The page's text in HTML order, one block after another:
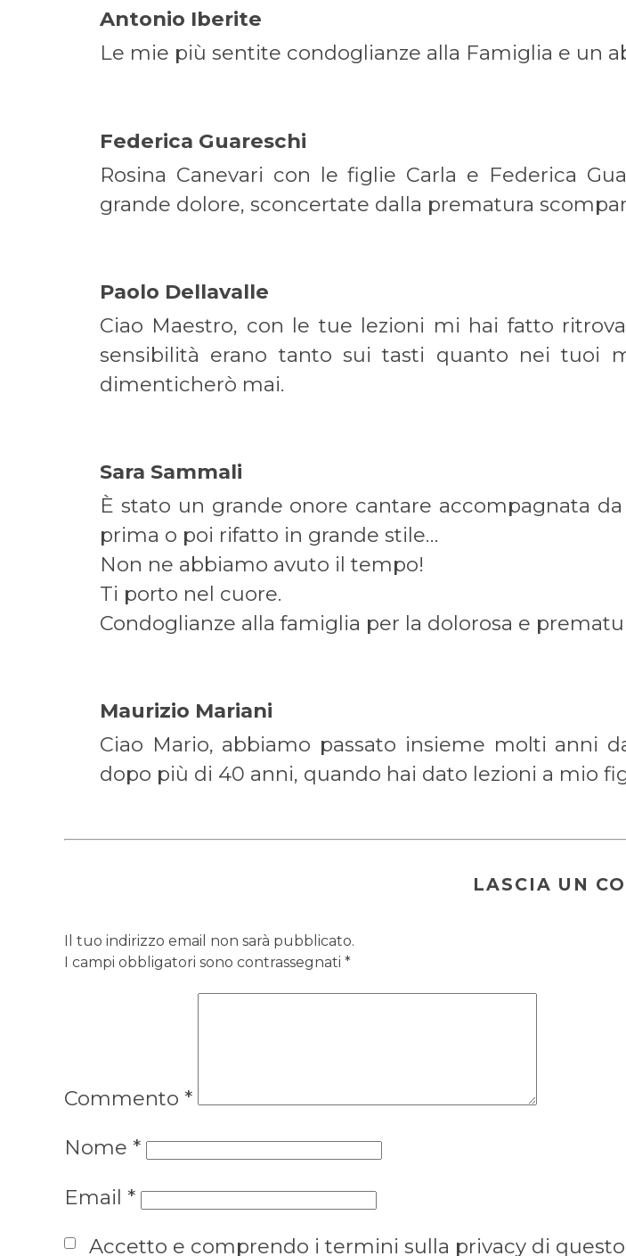
Antonio Iberite On
Le mie più sentite condoglianze alla Famiglia e un
Federica Guareschi On
Rosina Canevari con le figlie Carla e Federica
grande dolore, sconcertate dalla prematura
Paolo Dellavalle On
Ciao Maestro, con le tue lezioni mi hai fatto
sensibilità erano tanto sui tasti quanto nei tuoi
dimenticherò mai.
Sara Sammali On
È stato un grande onore cantare accompagnata
prima o poi rifatto in grande stile…
Non ne abbiamo avuto il tempo!
Ti porto nel cuore.
Condoglianze alla famiglia per la dolorosa e
Maurizio Mariani On
Ciao Mario, abbiamo passato insieme molti anni
dopo più di 40 anni, quando hai dato lezioni a mio
LASCIA UN
Il tuo indirizzo email non sarà pubblicato.
I campi obbligatori sono contrassegnati *
Commento *
Nome *
Email *
Accetto e comprendo i termini sulla privacy di